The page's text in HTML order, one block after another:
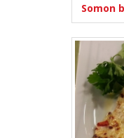
Somon